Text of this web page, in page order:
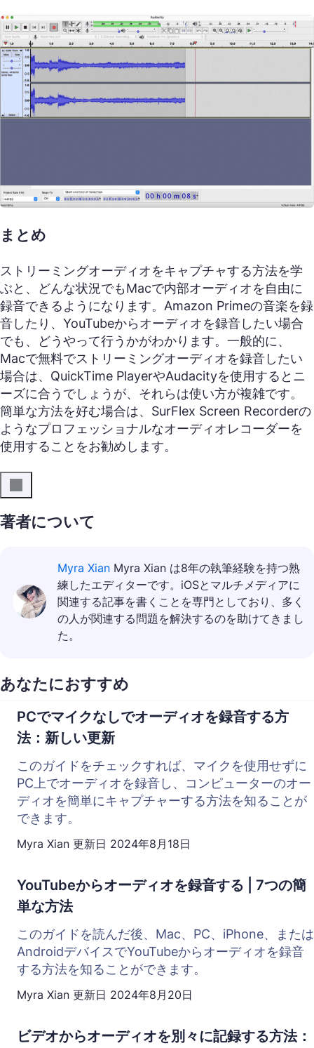
まとめ
ストリーミングオーディオをキャプチャする方法を学
ぶと、どんな状況でもMacで内部オーディオを自由に
録音できるようになります。Amazon Primeの音楽を録
音したり、YouTubeからオーディオを録音したい場合
でも、どうやって行うかがわかります。一般的に、
Macで無料でストリーミングオーディオを録音したい
場合は、QuickTime PlayerやAudacityを使用するとニ
ーズに合うでしょうが、それらは使い方が複雑です。
簡単な方法を好む場合は、SurFlex Screen Recorderの
ようなプロフェッショナルなオーディオレコーダーを
使用することをお勧めします。
著者について
Myra Xian Myra Xian は8年の執筆経験を持つ熟
練したエディターです。iOSとマルチメディアに
関連する記事を書くことを専門としており、多く
の人が関連する問題を解決するのを助けてきまし
た。
あなたにおすすめ
PCでマイクなしでオーディオを録音する方
法：新しい更新
このガイドをチェックすれば、マイクを使用せずに
PC上でオーディオを録音し、コンピューターのオー
ディオを簡単にキャプチャーする方法を知ることが
できます。
Myra Xian 更新日 2024年8月18日
YouTubeからオーディオを録音する | 7つの簡
単な方法
このガイドを読んだ後、Mac、PC、iPhone、または
AndroidデバイスでYouTubeからオーディオを録音
する方法を知ることができます。
Myra Xian 更新日 2024年8月20日
ビデオからオーディオを別々に記録する方法：